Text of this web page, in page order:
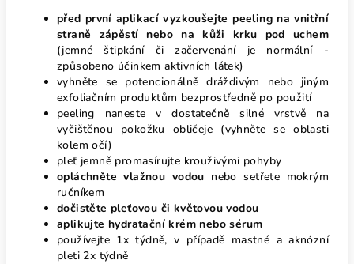
před první aplikací vyzkoušejte peeling na vnitřní
straně zápěstí nebo na kůži krku pod uchem
(jemné štipkání či začervenání je normální -
způsobeno účinkem aktivních látek)
vyhněte se potencionálně dráždivým nebo jiným
exfoliačním produktům bezprostředně po použití
peeling naneste v dostatečně silné vrstvě na
vyčištěnou pokožku obličeje (vyhněte se oblasti
kolem očí)
pleť jemně promasírujte krouživými pohyby
opláchněte vlažnou vodou nebo setřete mokrým
ručníkem
dočistěte pleťovou či květovou vodou
aplikujte hydratační krém nebo sérum
používejte 1x týdně, v případě mastné a aknózní
pleti 2x týdně